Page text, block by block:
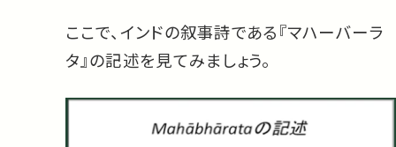
ここで、インドの叙事詩である『マハーバーラ
タ』の記述を見てみましょう。